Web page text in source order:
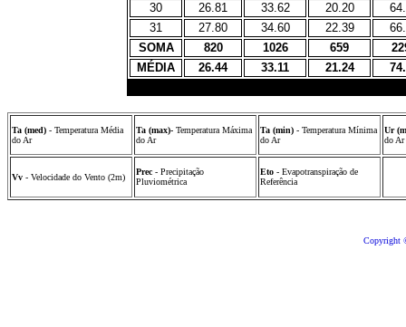
30
26.81 33.62 20.20
31
27.80 34.60 22.39
SOMA
820 1026 659
MÉDIA
26.44 33.11 21.24
Ta (med) - Temperatura Média
do Ar
Ta (max)- Temperatura Máxima
do Ar
Ta (min) - Temperatura Mínima
do Ar
Ur
do Ar
Vv - Velocidade do Vento (2m)
Prec - Precipitação
Pluviométrica
Eto - Evapotranspiração de
Referência
Copyright